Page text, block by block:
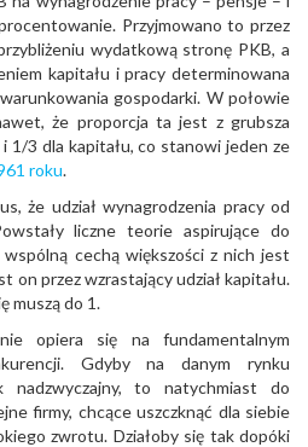
Przyjmowano to przez
wydatkową stronę PKB, a
kapitału i pracy determinowana
gospodarki. W połowie
że proporcja ta jest z grubsza
1/3 dla kapitału, co stanowi jeden ze
roku.
że udział wynagrodzenia pracy od
liczne teorie aspirujące do
cechą większości z nich jest
on przez wzrastający udział kapitału.
muszą do 1.
opiera się na fundamentalnym
Gdyby na danym rynku
nadzwyczajny, to natychmiast do
firmy, chcące uszczknąć dla siebie
zwrotu. Działoby się tak dopóki